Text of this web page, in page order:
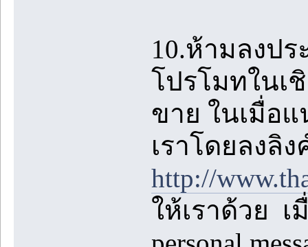
10.ห้ามลงป
โปรโมทในเ
ขาย ในเมื่อ
เราโดยลงลิง
http://
ให้เราด้วย